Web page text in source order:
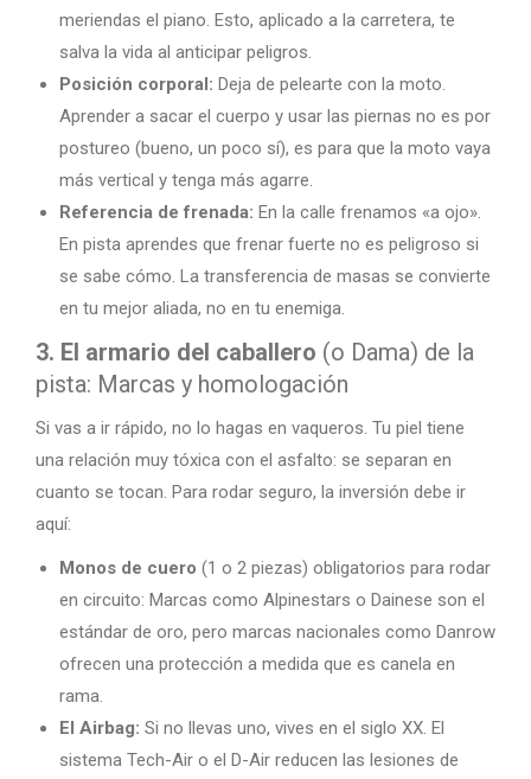
meriendas el piano. Esto, aplicado a la carretera, te
salva la vida al anticipar peligros.
Posición corporal: Deja de pelearte con la moto.
Aprender a sacar el cuerpo y usar las piernas no es por
postureo (bueno, un poco sí), es para que la moto vaya
más vertical y tenga más agarre.
Referencia de frenada: En la calle frenamos «a ojo».
En pista aprendes que frenar fuerte no es peligroso si
se sabe cómo. La transferencia de masas se convierte
en tu mejor aliada, no en tu enemiga.
3. El armario del caballero (o Dama) de la
pista: Marcas y homologación
Si vas a ir rápido, no lo hagas en vaqueros. Tu piel tiene
una relación muy tóxica con el asfalto: se separan en
cuanto se tocan. Para rodar seguro, la inversión debe ir
aquí:
Monos de cuero (1 o 2 piezas) obligatorios para rodar
en circuito: Marcas como Alpinestars o Dainese son el
estándar de oro, pero marcas nacionales como Danrow
ofrecen una protección a medida que es canela en
rama.
El Airbag: Si no llevas uno, vives en el siglo XX. El
sistema Tech-Air o el D-Air reducen las lesiones de